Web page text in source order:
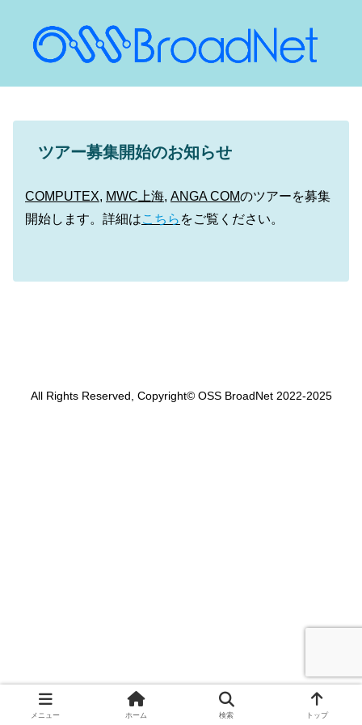
ツアー募集開始のお知らせ
COMPUTEX, MWC上海, ANGA COMのツアーを募集
開始します。詳細はこちら をご覧ください。
All Rights Reserved, Copyright© OSS BroadNet 2022-2025
メニュー ホーム 検索 トップ